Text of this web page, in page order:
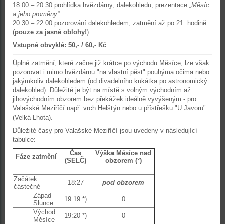
18:00 – 20:30 prohlídka hvězdárny, dalekohledu, prezentace „Měsíc
a jeho proměny“
20:30 – 22:00 pozorování dalekohledem, zatmění až po 21. hodině
(pouze za jasné oblohy!)
Vstupné obvyklé: 50,- / 60,- Kč
Úplné zatmění, které začne již krátce po východu Měsíce, lze však
pozorovat i mimo hvězdárnu "na vlastní pěst" pouhýma očima nebo
jakýmkoliv dalekohledem (od divadelního kukátka po astronomický
dalekohled). Důležité je být na místě s volným východním až
jihovýchodním obzorem bez překážek ideálně vyvýšeným - pro
Valašské Meziříčí např. vrch Helštýn nebo u přístřešku "U Javoru"
(Velká Lhota).
Důležité časy pro Valašské Meziříčí jsou uvedeny v následující
tabulce:
Fáze zatmění
Čas
(SELČ)
Výška Měsíce nad
obzorem (°)
Začátek
částečné
18:27
pod obzorem
Západ
Slunce
19:19 *)
0
Východ
Měsíce
19:20 *)
0